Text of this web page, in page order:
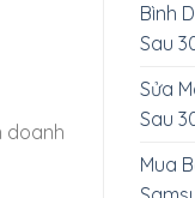
doanh
Bình
Sau
Sửa
Sau
Mua